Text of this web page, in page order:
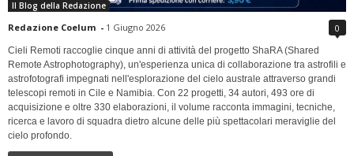
Il Blog della Redazione
Redazione Coelum - 1 Giugno 2026 0
Cieli Remoti raccoglie cinque anni di attività del progetto ShaRA (Shared
Remote Astrophotography), un'esperienza unica di collaborazione tra astrofili e
astrofotografi impegnati nell'esplorazione del cielo australe attraverso grandi
telescopi remoti in Cile e Namibia. Con 22 progetti, 34 autori, 493 ore di
acquisizione e oltre 330 elaborazioni, il volume racconta immagini, tecniche,
ricerca e lavoro di squadra dietro alcune delle più spettacolari meraviglie del
cielo profondo.